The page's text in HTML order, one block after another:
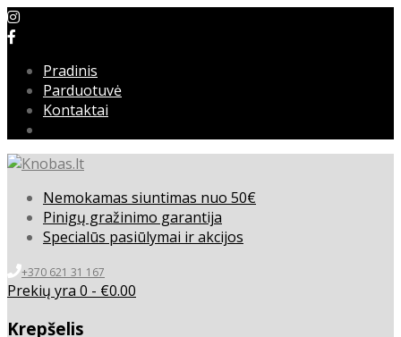
Pradinis
Parduotuvė
Kontaktai
Nemokamas siuntimas nuo 50€
Pinigų gražinimo garantija
Specialūs pasiūlymai ir akcijos
+370 621 31 167
Prekių yra 0 - €0.00
Krepšelis